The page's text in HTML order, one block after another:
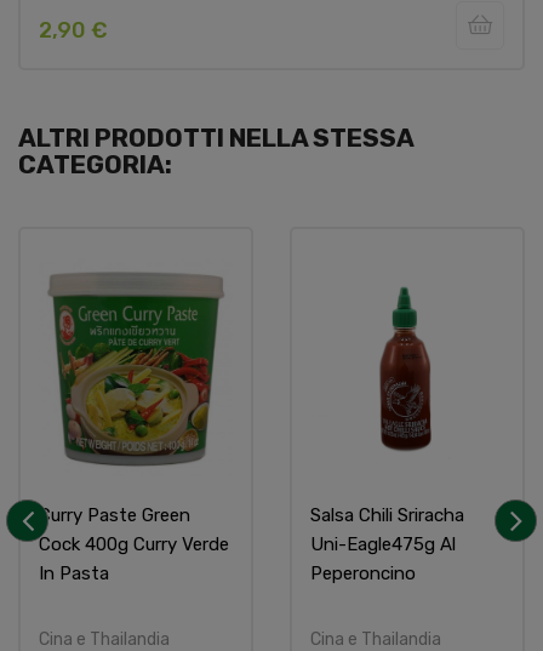
2,90 €
ALTRI PRODOTTI NELLA STESSA
CATEGORIA:
Curry Paste Green
Cock 400g Curry Verde
In Pasta
Cina e Thailandia
Salsa Chili Sriracha
Uni-Eagle475g Al
Peperoncino
Cina e Thailandia